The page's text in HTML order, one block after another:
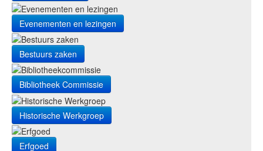
Evenementen en lezingen
Bestuurs zaken
Bibliotheek Commissie
Historische Werkgroep
Erfgoed